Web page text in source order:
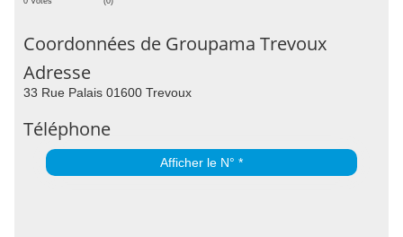
Coordonnées de Groupama Trevoux
Adresse
33 Rue Palais 01600 Trevoux
Téléphone
Afficher le N° *